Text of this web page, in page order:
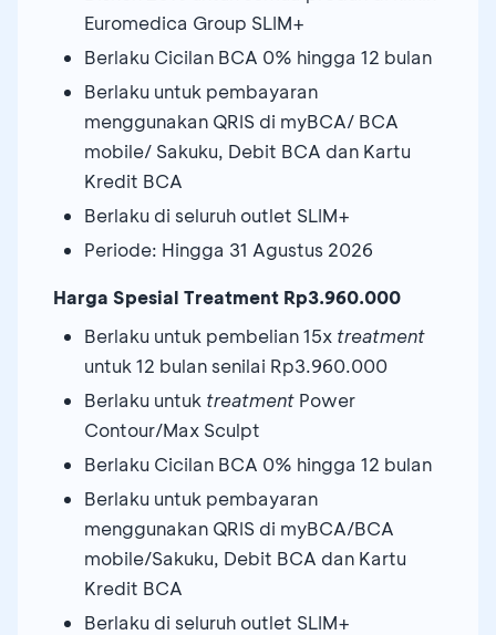
Euromedica Group SLIM+
Berlaku Cicilan BCA 0% hingga 12 bulan
Berlaku untuk pembayaran
menggunakan QRIS di myBCA/ BCA
mobile/ Sakuku, Debit BCA dan Kartu
Kredit BCA
Berlaku di seluruh outlet SLIM+
Periode: Hingga 31 Agustus 2026
Harga Spesial Treatment Rp3.960.000
Berlaku untuk pembelian 15x treatment
untuk 12 bulan senilai Rp3.960.000
Berlaku untuk treatment Power
Contour/Max Sculpt
Berlaku Cicilan BCA 0% hingga 12 bulan
Berlaku untuk pembayaran
menggunakan QRIS di myBCA/BCA
mobile/Sakuku, Debit BCA dan Kartu
Kredit BCA
Berlaku di seluruh outlet SLIM+